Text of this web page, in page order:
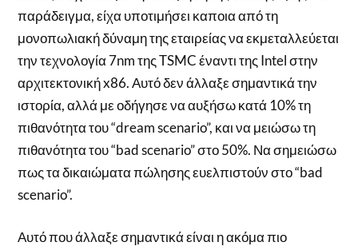
παράδειγμα, είχα υποτιμήσει καποια από τη
μονοπωλιακή δύναμη της εταιρείας να εκμεταλλεύεται
την τεχνολογία 7nm της TSMC έναντι της Intel στην
αρχιτεκτονική x86. Αυτό δεν άλλαξε σημαντικά την
ιστορία, αλλά με οδήγησε να αυξήσω κατά 10% τη
πιθανότητα του “dream scenario”, και να μειώσω τη
πιθανότητα του “bad scenario” στο 50%. Να σημειώσω
πως τα δικαιώματα πώλησης ευελπιστούν στο “bad
scenario”.
Αυτό που άλλαξε σημαντικά είναι η ακόμα πιο